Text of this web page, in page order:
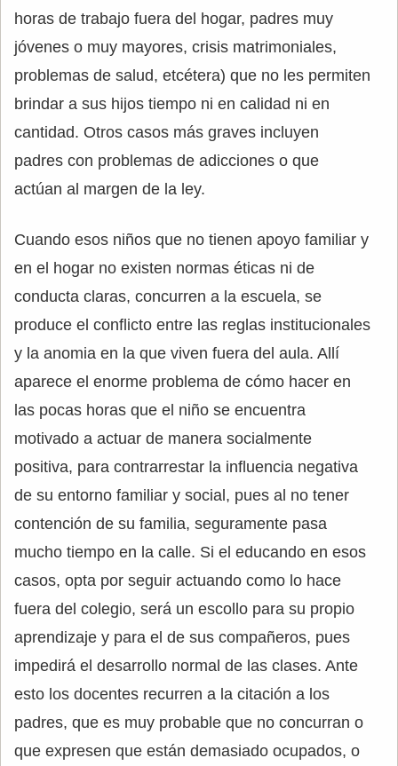
horas de trabajo fuera del hogar, padres muy
jóvenes o muy mayores, crisis matrimoniales,
problemas de salud, etcétera) que no les permiten
brindar a sus hijos tiempo ni en calidad ni en
cantidad. Otros casos más graves incluyen
padres con problemas de adicciones o que
actúan al margen de la ley.
Cuando esos niños que no tienen apoyo familiar y
en el hogar no existen normas éticas ni de
conducta claras, concurren a la escuela, se
produce el conflicto entre las reglas institucionales
y la anomia en la que viven fuera del aula. Allí
aparece el enorme problema de cómo hacer en
las pocas horas que el niño se encuentra
motivado a actuar de manera socialmente
positiva, para contrarrestar la influencia negativa
de su entorno familiar y social, pues al no tener
contención de su familia, seguramente pasa
mucho tiempo en la calle. Si el educando en esos
casos, opta por seguir actuando como lo hace
fuera del colegio, será un escollo para su propio
aprendizaje y para el de sus compañeros, pues
impedirá el desarrollo normal de las clases. Ante
esto los docentes recurren a la citación a los
padres, que es muy probable que no concurran o
que expresen que están demasiado ocupados, o